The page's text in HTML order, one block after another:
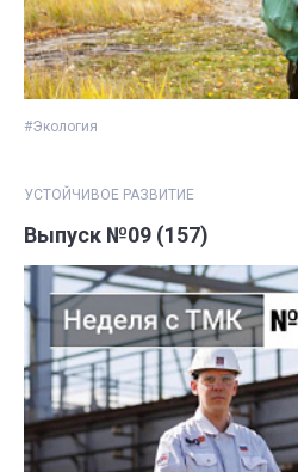
#Экология
УСТОЙЧИВОЕ РАЗВИТИЕ
Выпуск №09 (157)